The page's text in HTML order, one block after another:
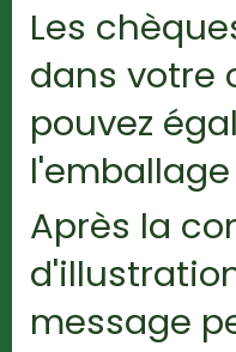
Les
dans votre
pouvez
Après la
message